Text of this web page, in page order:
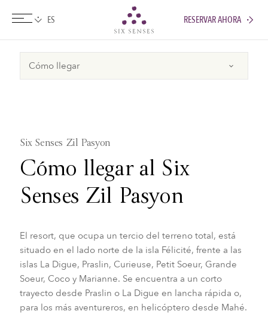
Six sensesRESERVAR AHORA
Six Senses Zil Pasyon
Cómo llegar al Six
Senses Zil Pasyon
El resort, que ocupa un tercio del terreno total, está
situado en el lado norte de la isla Félicité, frente a las
islas La Digue, Praslin, Curieuse, Petit Soeur, Grande
Soeur, Coco y Marianne. Se encuentra a un corto
trayecto desde Praslin o La Digue en lancha rápida o,
para los más aventureros, en helicóptero desde Mahé.